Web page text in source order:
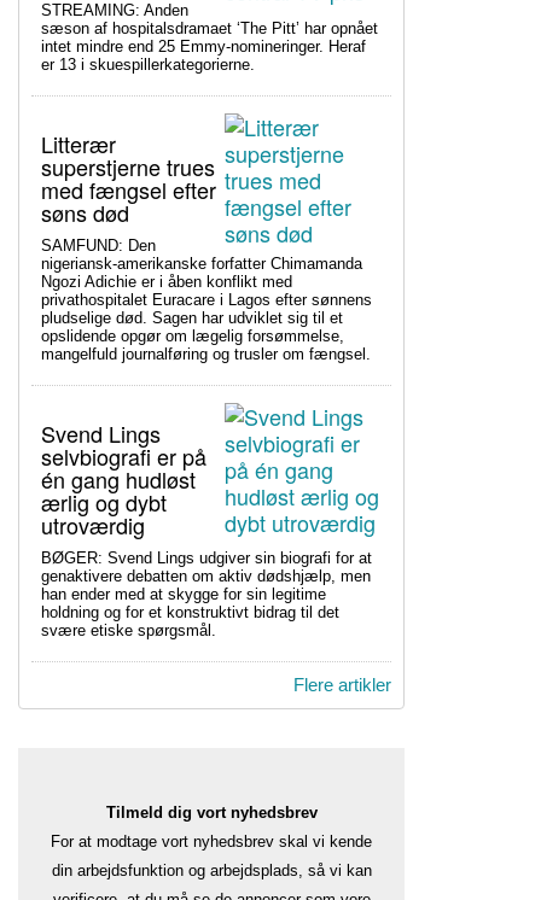
STREAMING: Anden
sæson af hospitalsdramaet ‘The Pitt’ har opnået
intet mindre end 25 Emmy-nomineringer. Heraf
er 13 i skuespillerkategorierne.
Litterær
superstjerne trues
med fængsel efter
søns død
SAMFUND: Den
nigeriansk-amerikanske forfatter Chimamanda
Ngozi Adichie er i åben konflikt med
privathospitalet Euracare i Lagos efter sønnens
pludselige død. Sagen har udviklet sig til et
opslidende opgør om lægelig forsømmelse,
mangelfuld journalføring og trusler om fængsel.
Svend Lings
selvbiografi er på
én gang hudløst
ærlig og dybt
utroværdig
BØGER: Svend Lings udgiver sin biografi for at
genaktivere debatten om aktiv dødshjælp, men
han ender med at skygge for sin legitime
holdning og for et konstruktivt bidrag til det
svære etiske spørgsmål.
Flere artikler
Tilmeld dig vort nyhedsbrev
For at modtage vort nyhedsbrev skal vi kende
din arbejdsfunktion og arbejdsplads, så vi kan